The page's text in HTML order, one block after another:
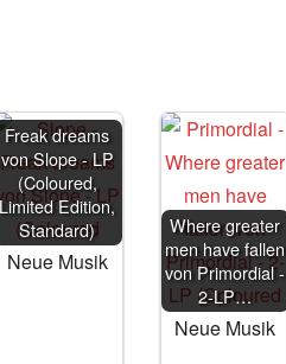
Freak dreams
von Slope - LP
(Coloured,
Limited Edition,
Standard)
Neue Musik
Where greater
men have fallen
von Primordial -
2-LP…
Neue Musik